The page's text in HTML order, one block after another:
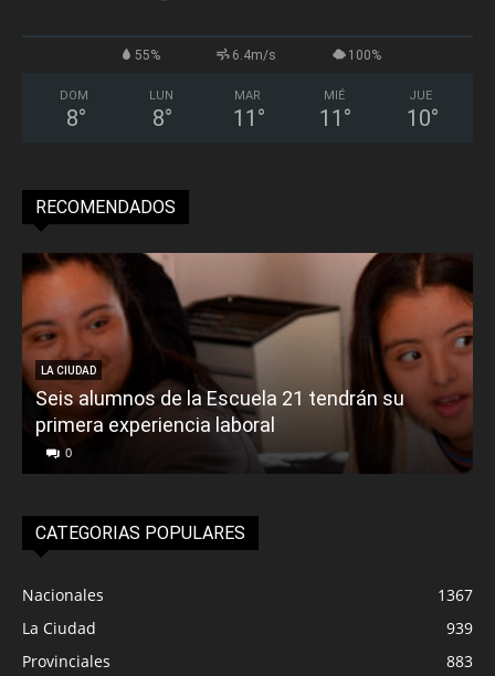
55% 6.4m/s 100%
DOM
8°
LUN
8°
MAR
11 °
MIÉ
11 °
JUE
10°
RECOMENDADOS
LA CIUDAD
Seis alumnos de la Escuela 21 tendrán su
primera experiencia laboral
0
CATEGORIAS POPULARES
Nacionales
1367
La Ciudad
939
Provinciales
883